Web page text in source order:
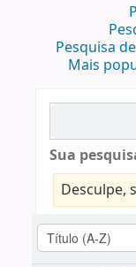
Pesquisa
Mais
Sua
Desculpe,